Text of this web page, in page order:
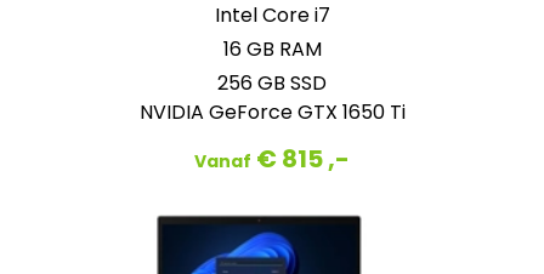
Intel Core i7
16 GB RAM
256 GB SSD
NVIDIA GeForce GTX 1650 Ti
Vanaf € 815 ,-